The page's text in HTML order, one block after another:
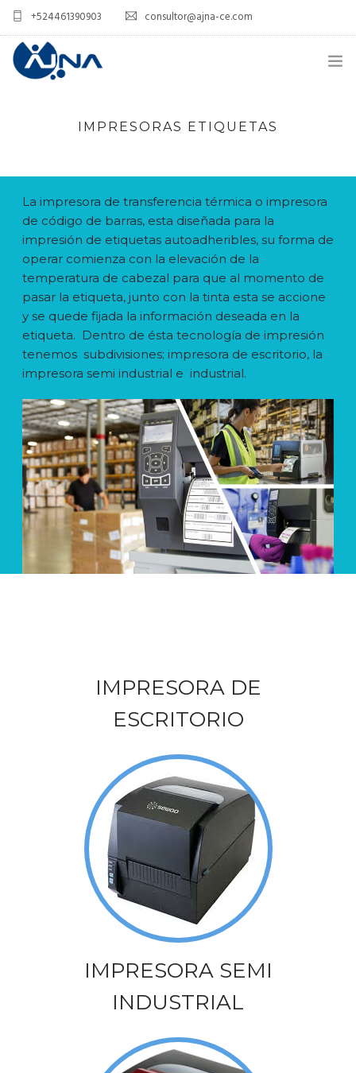
+524461390903 consultor@ajna-ce.com
IMPRESORAS
DISEÑO
LECTORES Y PUNTOS DE VENTA
CERTIFICACIONES
BLOG
CONTACTO
COTIZACIÓN
IMPRESORAS ETIQUETAS
La impresora de transferencia térmica o impresora
de código de barras, esta diseñada para la
impresión de etiquetas autoadheribles, su forma de
operar comienza con la elevación de la
temperatura de cabezal para que al momento de
pasar la etiqueta, junto con la tinta esta se accione
y se quede fijada la información deseada en la
etiqueta. Dentro de ésta tecnología de impresión
tenemos subdivisiones; impresora de escritorio, la
impresora semi industrial e industrial.
IMPRESORA DE
ESCRITORIO
IMPRESORA SEMI
INDUSTRIAL